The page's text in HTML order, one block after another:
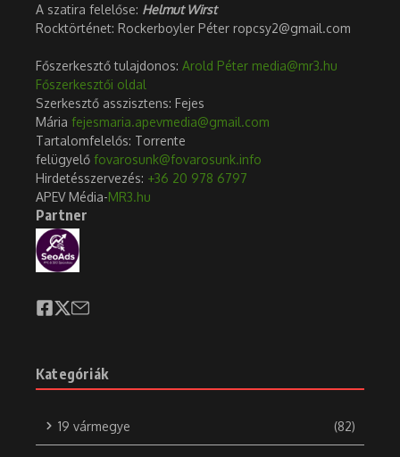
A szatira felelőse: Helmut Wirst
Rocktörténet: Rockerboyler Péter ropcsy2@gmail.com
Főszerkesztő tulajdonos: Arold Péter media@mr3.hu
Főszerkesztői oldal
Szerkesztő asszisztens: Fejes
Mária fejesmaria.apevmedia@gmail.com
Tartalomfelelős: Torrente
felügyelő fovarosunk@fovarosunk.info
Hirdetésszervezés: +36 20 978 6797
APEV Média-MR3.hu
Partner
Kategóriák
19 vármegye (82)